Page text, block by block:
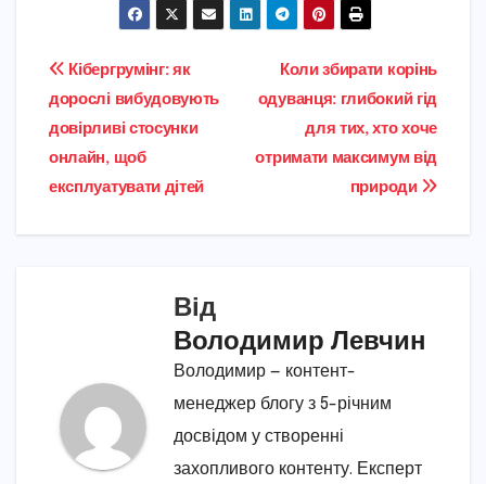
Навігація
записів
Коли збирати корінь
одуванця: глибокий гід
для тих, хто хоче
отримати максимум від
природи
Кібергрумінг: як
дорослі вибудовують
довірливі стосунки
онлайн, щоб
експлуатувати дітей
Від
Володимир Левчин
Володимир — контент-
менеджер блогу з 5-річним
досвідом у створенні
захопливого контенту. Експерт